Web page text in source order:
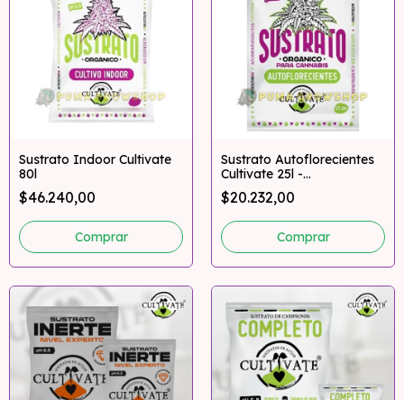
Sustrato Indoor Cultivate
80l
$46.240,00
Sustrato Autoflorecientes
Cultivate 25l -
Pumagrowshop
$20.232,00